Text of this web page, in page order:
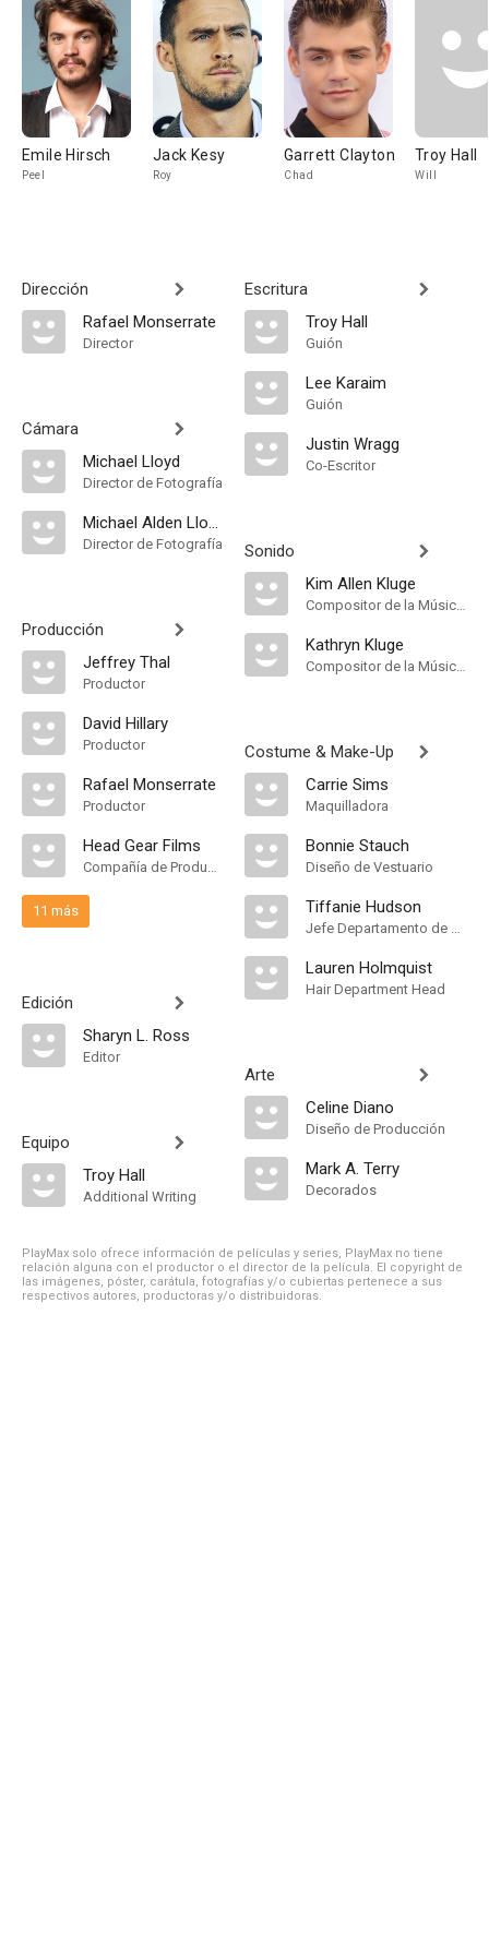
Emile Hirsch
Peel
Jack Kesy
Roy
Garrett Clayton
Chad
Troy Hall
Will
Dirección
Rafael Monserrate
Director
Cámara
Michael Lloyd
Director de Fotografía
Michael Alden Lloyd
Director de Fotografía
Producción
Jeffrey Thal
Productor
David Hillary
Productor
Rafael Monserrate
Productor
Head Gear Films
Compañía de Produccion
11 más
Edición
Sharyn L. Ross
Editor
Equipo
Troy Hall
Additional Writing
Escritura
Troy Hall
Guión
Lee Karaim
Guión
Justin Wragg
Co-Escritor
Sonido
Kim Allen Kluge
Compositor de la Música Original
Kathryn Kluge
Compositor de la Música Original
Costume & Make-Up
Carrie Sims
Maquilladora
Bonnie Stauch
Diseño de Vestuario
Tiffanie Hudson
Jefe Departamento de Maquillaje
Lauren Holmquist
Hair Department Head
Arte
Celine Diano
Diseño de Producción
Mark A. Terry
Decorados
PlayMax solo ofrece información de películas y series, PlayMax no tiene
relación alguna con el productor o el director de la película. El copyright de
las imágenes, póster, carátula, fotografías y/o cubiertas pertenece a sus
respectivos autores, productoras y/o distribuidoras.